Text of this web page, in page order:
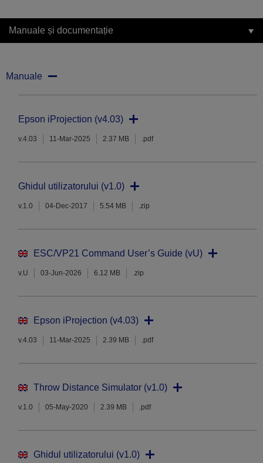
Manuale și documentație
Manuale
Epson iProjection (v4.03)
v.4.03 11-Mar-2025 2.37 MB .pdf
Ghidul utilizatorului (v1.0)
v.1.0 04-Dec-2017 5.54 MB .zip
ESC/VP21 Command User’s Guide (vU)
v.U 03-Jun-2026 6.12 MB .zip
Epson iProjection (v4.03)
v.4.03 11-Mar-2025 2.39 MB .pdf
Throw Distance Simulator (v1.0)
v.1.0 05-May-2020 2.39 MB .pdf
Ghidul utilizatorului (v1.0)